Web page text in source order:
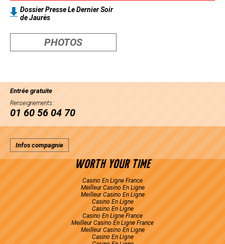
Dossier Presse Le Dernier Soir
de Jaurès
PHOTOS
Entrée gratuite
Renseignements :
01 60 56 04 70
Infos compagnie
WORTH YOUR TIME
Casino En Ligne France
Meilleur Casino En Ligne
Meilleur Casino En Ligne
Casino En Ligne
Casino En Ligne
Casino En Ligne France
Meilleur Casino En Ligne France
Meilleur Casino En Ligne
Casino En Ligne